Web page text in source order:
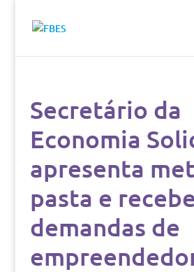
Secretário da
Economia
apresenta
pasta e
demandas de